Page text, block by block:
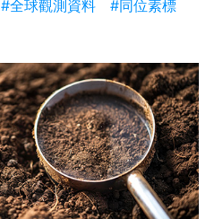
#全球觀測資料
#同位素標